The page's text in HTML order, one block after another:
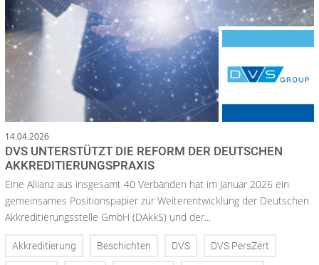
14.04.2026
DVS UNTERSTÜTZT DIE REFORM DER DEUTSCHEN
AKKREDITIERUNGSPRAXIS
Eine Allianz aus insgesamt 40 Verbänden hat im Januar 2026 ein
gemeinsames Positionspapier zur Weiterentwicklung der Deutschen
Akkreditierungsstelle GmbH (DAkkS) und der...
Akkreditierung Beschichten DVS DVS PersZert